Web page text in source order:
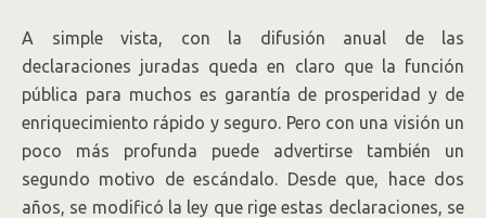
A simple vista, con la difusión anual de las
declaraciones juradas queda en claro que la función
pública para muchos es garantía de prosperidad y de
enriquecimiento rápido y seguro. Pero con una visión un
poco más profunda puede advertirse también un
segundo motivo de escándalo. Desde que, hace dos
años, se modificó la ley que rige estas declaraciones, se